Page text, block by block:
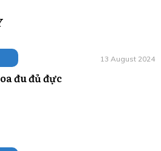
13 August 2024
đu đủ đực